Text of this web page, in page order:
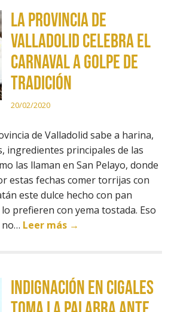
La provincia de
Valladolid celebra el
Carnaval a golpe de
tradición
20/02/2020
de Valladolid sabe a harina,
ingredientes principales de las
las llaman en San Pelayo, donde
estas fechas comer torrijas con
este dulce hecho con pan
prefieren con yema tostada. Eso
no… Leer más →
Indignación en Cigales